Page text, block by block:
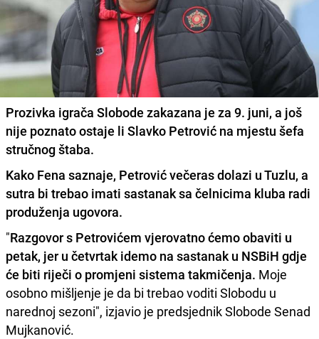
Prozivka igrača Slobode zakazana je za 9. juni, a još
nije poznato ostaje li Slavko Petrović na mjestu šefa
stručnog štaba.
Kako Fena saznaje, Petrović večeras dolazi u Tuzlu, a
sutra bi trebao imati sastanak sa čelnicima kluba radi
produženja ugovora.
"Razgovor s Petrovićem vjerovatno ćemo obaviti u
petak, jer u četvrtak idemo na sastanak u NSBiH gdje
će biti riječi o promjeni sistema takmičenja. Moje
osobno mišljenje je da bi trebao voditi Slobodu u
narednoj sezoni", izjavio je predsjednik Slobode Senad
Mujkanović.